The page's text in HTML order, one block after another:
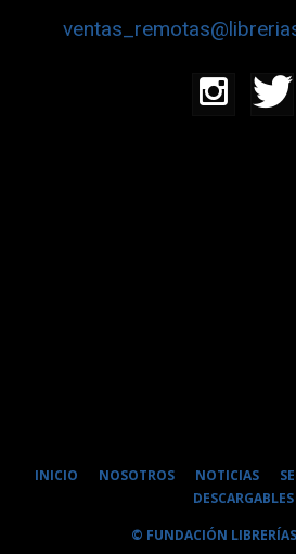
INICIO NOSOTROS NOTICIAS
DESCARGABLES
© FUNDACIÓN